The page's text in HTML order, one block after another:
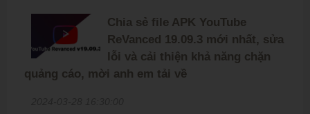
Chia sẻ file APK YouTube
ReVanced 19.09.3 mới nhất, sửa
lỗi và cải thiện khả năng chặn
quảng cáo, mời anh em tải về